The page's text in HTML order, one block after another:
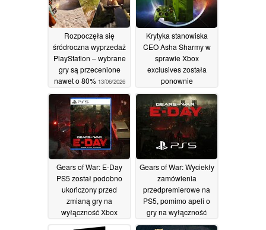
Rozpoczęła się
śródroczna wyprzedaż
PlayStation – wybrane
gry są przecenione
nawet o 80% 13/06/2026
Krytyka stanowiska
CEO Asha Sharmy w
sprawie Xbox
exclusives została
ponownie
opublikowana przez
CSO Matthew Balla
11/06/2026
Gears of War: E-Day
PS5 został podobno
ukończony przed
zmianą gry na
wyłączność Xbox
Gears of War: Wyciekły
zamówienia
przedpremierowe na
PS5, pomimo apeli o
gry na wyłączność
Xbox07/06/2026